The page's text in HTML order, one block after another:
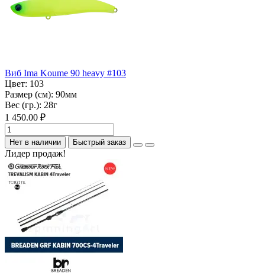
Виб Ima Koume 90 heavy #103
Цвет: 103
Размер (см): 90мм
Вес (гр.): 28г
1 450.00 ₽
Нет в наличии Быстрый заказ
Лидер продаж!